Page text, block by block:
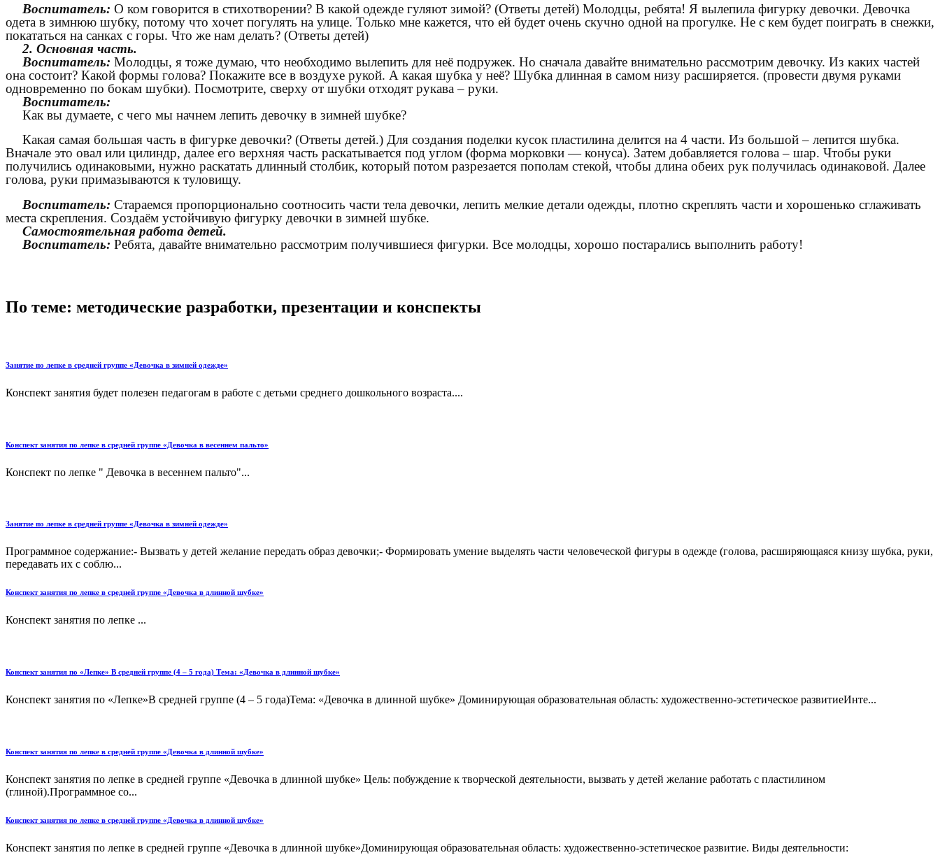
Воспитатель: О ком говорится в стихотворении? В какой одежде гуляют зимой? (Ответы детей) Молодцы, ребята! Я вылепила фигурку девочки. Девочка
одета в зимнюю шубку, потому что хочет погулять на улице. Только мне кажется, что ей будет очень скучно одной на прогулке. Не с кем будет поиграть в снежки,
покататься на санках с горы. Что же нам делать? (Ответы детей)
2. Основная часть.
Воспитатель: Молодцы, я тоже думаю, что необходимо вылепить для неё подружек. Но сначала давайте внимательно рассмотрим девочку. Из каких частей
она состоит? Какой формы голова? Покажите все в воздухе рукой. А какая шубка у неё? Шубка длинная в самом низу расширяется. (провести двумя руками
одновременно по бокам шубки). Посмотрите, сверху от шубки отходят рукава – руки.
Воспитатель:
Как вы думаете, с чего мы начнем лепить девочку в зимней шубке?
Какая самая большая часть в фигурке девочки? (Ответы детей.) Для создания поделки кусок пластилина делится на 4 части. Из большой – лепится шубка.
Вначале это овал или цилиндр, далее его верхняя часть раскатывается под углом (форма морковки — конуса). Затем добавляется голова – шар. Чтобы руки
получились одинаковыми, нужно раскатать длинный столбик, который потом разрезается пополам стекой, чтобы длина обеих рук получилась одинаковой. Далее
голова, руки примазываются к туловищу.
Воспитатель: Стараемся пропорционально соотносить части тела девочки, лепить мелкие детали одежды, плотно скреплять части и хорошенько сглаживать
места скрепления. Создаём устойчивую фигурку девочки в зимней шубке.
Самостоятельная работа детей.
Воспитатель: Ребята, давайте внимательно рассмотрим получившиеся фигурки. Все молодцы, хорошо постарались выполнить работу!
По теме: методические разработки, презентации и конспекты
Занятие по лепке в средней группе «Девочка в зимней одежде»
Конспект занятия будет полезен педагогам в работе с детьми среднего дошкольного возраста....
Конспект занятия по лепке в средней группе «Девочка в весеннем пальто»
Конспект по лепке " Девочка в весеннем пальто"...
Занятие по лепке в средней группе «Девочка в зимней одежде»
Программное содержание:- Вызвать у детей желание передать образ девочки;- Формировать умение выделять части человеческой фигуры в одежде (голова, расширяющаяся книзу шубка, руки,
передавать их с соблю...
Конспект занятия по лепке в средней группе «Девочка в длинной шубке»
Конспект занятия по лепке ...
Конспект занятия по «Лепке» В средней группе (4 – 5 года) Тема: «Девочка в длинной шубке»
Конспект занятия по «Лепке»В средней группе (4 – 5 года)Тема: «Девочка в длинной шубке» Доминирующая образовательная область: художественно-эстетическое развитиеИнте...
Конспект занятия по лепке в средней группе «Девочка в длинной шубке»
Конспект занятия по лепке в средней группе «Девочка в длинной шубке» Цель: побуждение к творческой деятельности, вызвать у детей желание работать с пластилином
(глиной).Программное со...
Конспект занятия по лепке в средней группе «Девочка в длинной шубке»
Конспект занятия по лепке в средней группе «Девочка в длинной шубке»Доминирующая образовательная область: художественно-эстетическое развитие. Виды деятельности: